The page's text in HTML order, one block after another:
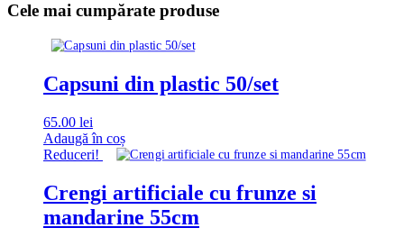
Cele mai cumpărate produse
Capsuni din plastic 50/set
65.00 lei
Adaugă în coș
Reduceri!
Crengi artificiale cu frunze si
mandarine 55cm